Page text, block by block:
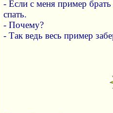
- Если с меня пример
спать.
- Почему?
- Так ведь весь пример